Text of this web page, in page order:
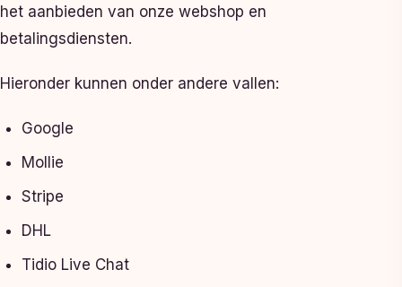
het aanbieden van onze webshop en
betalingsdiensten.
Hieronder kunnen onder andere vallen:
Google
Mollie
Stripe
DHL
Tidio Live Chat